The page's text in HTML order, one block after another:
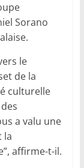
Sorano
le
de la
culturelle
a valu une
la
affirme-t-il.